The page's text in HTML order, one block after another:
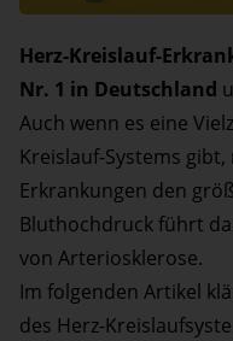
Herz-Kreislauf-
Nr. 1 in Deutschland
Auch wenn es eine
Kreislauf-Systems
Erkrankungen den
Bluthochdruck führt
von Arteriosklerose.
Im folgenden Artikel
des Herz-